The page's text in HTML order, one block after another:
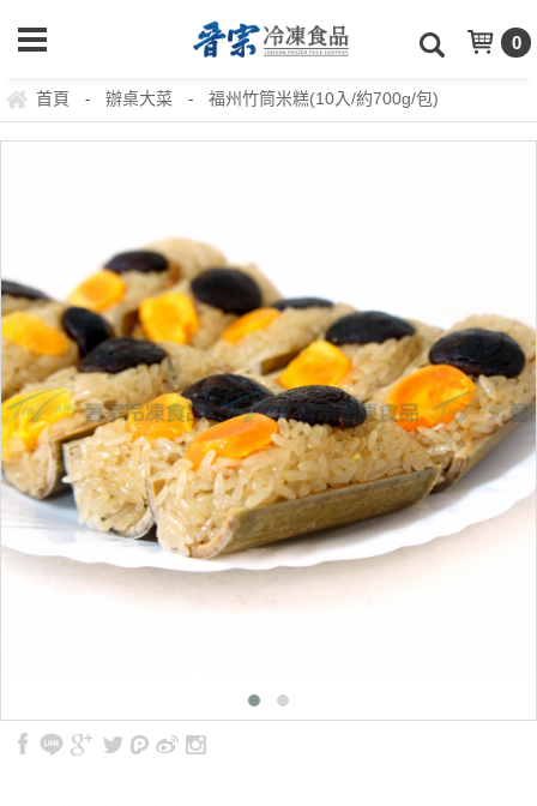
0
首頁 - 辦桌大菜 - 福州竹筒米糕(10入/約700g/包)